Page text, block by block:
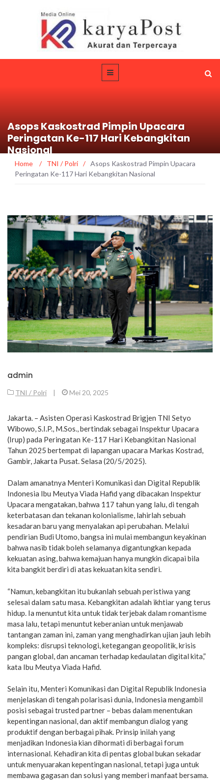
Asops Kaskostrad Pimpin Upacara
Peringatan Ke-117 Hari Kebangkitan
Nasional
Home / TNI / Polri / Asops Kaskostrad Pimpin Upacara
Peringatan Ke-117 Hari Kebangkitan Nasional
admin
TNI / Polri | Mei 20, 2025
Jakarta. – Asisten Operasi Kaskostrad Brigjen TNI Setyo
Wibowo, S.I.P., M.Sos., bertindak sebagai Inspektur Upacara
(Irup) pada Peringatan Ke-117 Hari Kebangkitan Nasional
Tahun 2025 bertempat di lapangan upacara Markas Kostrad,
Gambir, Jakarta Pusat. Selasa (20/5/2025).
Dalam amanatnya Menteri Komunikasi dan Digital Republik
Indonesia Ibu Meutya Viada Hafid yang dibacakan Inspektur
Upacara mengatakan, bahwa 117 tahun yang lalu, di tengah
keterbatasan dan tekanan kolonialisme, lahirlah sebuah
kesadaran baru yang menyalakan api perubahan. Melalui
pendirian Budi Utomo, bangsa ini mulai membangun keyakinan
bahwa nasib tidak boleh selamanya digantungkan kepada
kekuatan asing, bahwa kemajuan hanya mungkin dicapai bila
kita bangkit berdiri di atas kekuatan kita sendiri.
“Namun, kebangkitan itu bukanlah sebuah peristiwa yang
selesai dalam satu masa. Kebangkitan adalah ikhtiar yang terus
hidup. Ia menuntut kita untuk tidak terjebak dalam romantisme
masa lalu, tetapi menuntut keberanian untuk menjawab
tantangan zaman ini, zaman yang menghadirkan ujian jauh lebih
kompleks: disrupsi teknologi, ketegangan geopolitik, krisis
pangan global, dan ancaman terhadap kedaulatan digital kita,”
kata Ibu Meutya Viada Hafid.
Selain itu, Menteri Komunikasi dan Digital Republik Indonesia
menjelaskan di tengah polarisasi dunia, Indonesia mengambil
posisi sebagai trusted partner – bebas dalam menentukan
kepentingan nasional, dan aktif membangun dialog yang
produktif dengan berbagai pihak. Prinsip inilah yang
menjadikan Indonesia kian dihormati di berbagai forum
internasional. Kehadiran kita di pentas global bukan sekadar
untuk menyuarakan kepentingan nasional, tetapi juga untuk
membawa gagasan dan solusi yang memberi manfaat bersama.